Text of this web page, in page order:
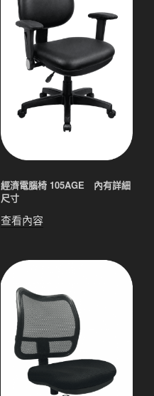
經濟電腦椅 105AGE 內有詳細
尺寸
查看內容